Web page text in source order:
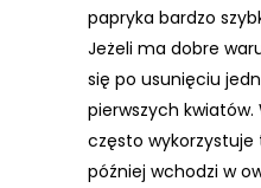
papryka bardzo
Jeżeli ma dobre
się po usunięciu
pierwszych kwiatów.
często wykorzystuje
później wchodzi w